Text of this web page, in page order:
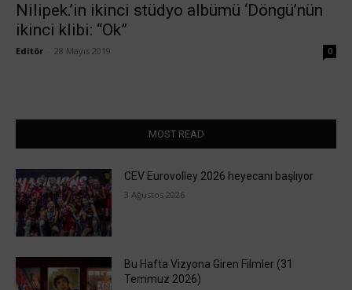
Nilipek.’in ikinci stüdyo albümü ‘Döngü’nün
ikinci klibi: “Ok”
Editör 28 Mayıs 2019 0
MOST READ
CEV Eurovolley 2026 heyecanı başlıyor
3 Ağustos 2026
Bu Hafta Vizyona Giren Filmler (31
Temmuz 2026)